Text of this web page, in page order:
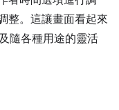
整。這讓畫面看起來
隨各種用途的靈活